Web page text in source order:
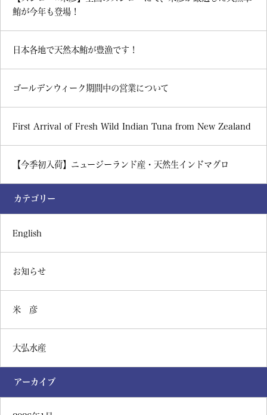
鮪が今年も登場！
日本各地で天然本鮪が豊漁です！
ゴールデンウィーク期間中の営業について
First Arrival of Fresh Wild Indian Tuna from New Zealand
【今季初入荷】ニュージーランド産・天然生インドマグロ
カテゴリー
English
お知らせ
米 彦
大弘水産
アーカイブ